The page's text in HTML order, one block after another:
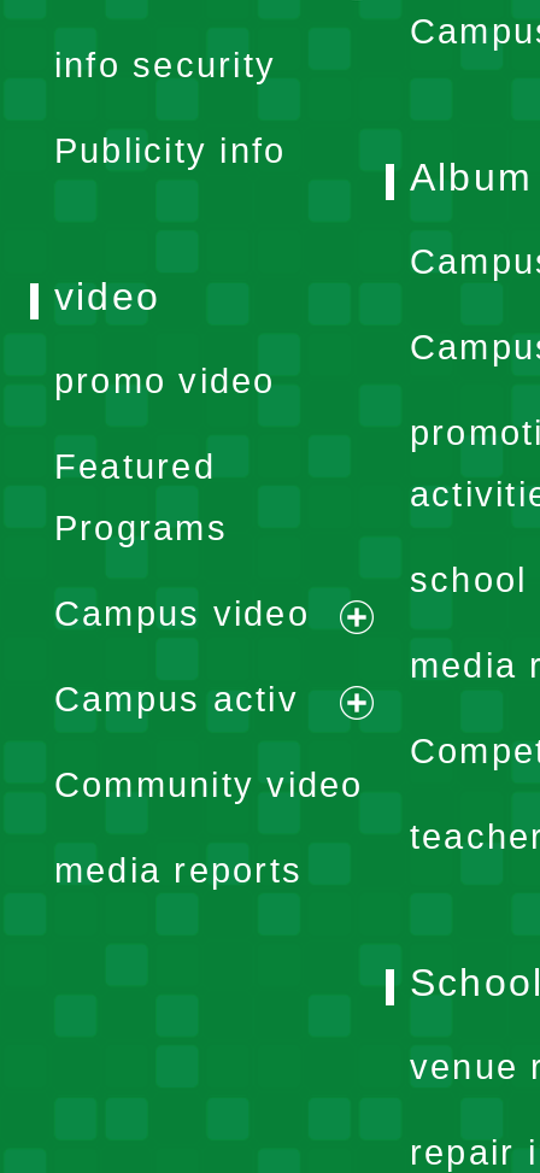
expand
info security
Publicity info
Album
school
media
video
promo video
Featured
Programs
Campus video
expand
menu
Campus activ
expand
Community video
media reports
venue
repair